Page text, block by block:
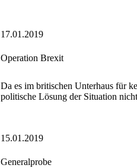
17.01.2019
Operation Brexit
Da es im britischen Unterhaus für
politische Lösung der Situation
15.01.2019
Generalprobe